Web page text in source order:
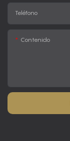
Teléfono
Contenido